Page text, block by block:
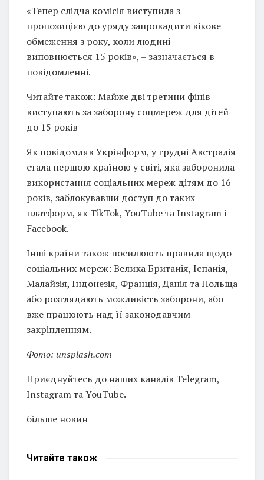
«Тепер слідча комісія виступила з
пропозицією до уряду запровадити вікове
обмеження з року, коли людині
виповнюється 15 років», – зазначається в
повідомленні.
Читайте також: Майже дві третини фінів
виступають за заборону соцмереж для дітей
до 15 років
Як повідомляв Укрінформ, у грудні Австралія
стала першою країною у світі, яка заборонила
використання соціальних мереж дітям до 16
років, заблокувавши доступ до таких
платформ, як TikTok, YouTube та Instagram і
Facebook.
Інші країни також посилюють правила щодо
соціальних мереж: Велика Британія, Іспанія,
Малайзія, Індонезія, Франція, Данія та Польща
або розглядають можливість заборони, або
вже працюють над її законодавчим
закріпленням.
Фото: unsplash.com
Приєднуйтесь до наших каналів Telegram,
Instagram та YouTube.
більше новин
Читайте також